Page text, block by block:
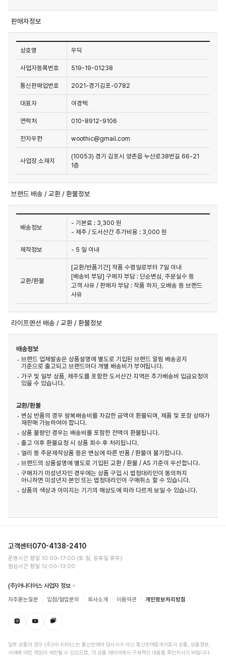
판매자정보
상호명 우딕
사업자등록번호 519-19-01238
통신판매업번호 2021-경기김포-0782
대표자 이경택
연락처 010-8912-9106
전자우편 woothic@gmail.com
사업장 소재지
(10053) 경기 김포시 양촌읍 누산로38번길 66-21
1층
브랜드 배송 / 교환 / 환불정보
배송정보
- 기본료 : 3,300 원
- 제주 / 도서산간 추가비용 : 3,000 원
제작정보 - 5 일 이내
교환/환불
[교환/반품기간] 작품 수령일로부터 7일 이내
[배송비 부담] 구매자 부담 : 단순변심, 주문실수 등
고객 사유 / 판매자 부담 : 작품 하자, 오배송 등 브랜드
사유
라이프멘션 배송 / 교환 / 환불정보
배송정보
브랜드 업체발송은 상품설명에 별도로 기입된 브랜드 알림 배송공지
기준으로 출고되고 브랜드마다 개별 배송비가 부여됩니다.
가구 및 일부 상품, 제주도를 포함한 도서산간 지역은 추가배송비 입금요청이
있을 수 있습니다.
교환/환불
변심 반품의 경우 왕복배송비를 차감한 금액이 환불되며, 제품 및 포장 상태가
재판매 가능하여야 합니다.
상품 불량인 경우는 배송비를 포함한 전액이 환불됩니다.
출고 이후 환불요청 시 상품 회수 후 처리됩니다.
얼리 등 주문제작상품 등은 변심에 따른 반품 / 환불이 불가합니다.
브랜드의 상품설명에 별도로 기입된 교환 / 환불 / AS 기준이 우선합니다.
구매자가 미성년자인 경우에는 상품 구입 시 법정대리인이 동의하지
아니하면 미성년자 본인 또는 법정대리인이 구매취소 할 수 있습니다.
상품의 색상과 이미지는 기기의 해상도에 따라 다르게 보일 수 있습니다.
고객센터 070-4138-2410
운영시간 평일 10:00–17:00 (토·일, 공휴일 휴무)
점심시간 평일 12:00–13:00
(주)어나더어스 사업자 정보
자주묻는질문 입점/협업문의 회사소개 이용약관 개인정보처리방침
일부 상품의 경우 (주)어나더어스는 통신판매의 당사자가 아닌 통신판매중개자로서 상품, 상품정보,
거래에 대한 책임이 제한될 수 있으므로, 각 상품 페이지에서 구체적인 내용을 확인하시기 바랍니다.